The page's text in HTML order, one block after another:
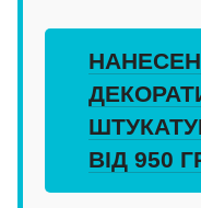
ВІД 950